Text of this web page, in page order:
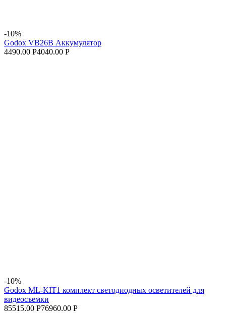
-10%
Godox VB26B Аккумулятор
4490.00 Р4040.00 Р
-10%
Godox ML-KIT1 комплект светодиодных осветителей для
видеосъемки
85515.00 Р76960.00 Р